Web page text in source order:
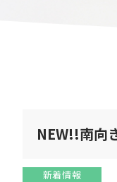
NEW!!南向
新着情報